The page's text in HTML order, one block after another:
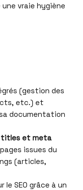
vraie hygiène
(gestion des
etc.) et
documentation
et meta
issues du
(articles,
SEO grâce à un